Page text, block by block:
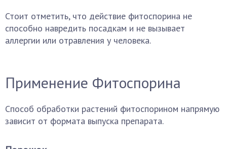
Стоит отметить, что действие фитоспорина не
способно навредить посадкам и не вызывает
аллергии или отравления у человека.
Применение Фитоспорина
Способ обработки растений фитоспорином напрямую
зависит от формата выпуска препарата.